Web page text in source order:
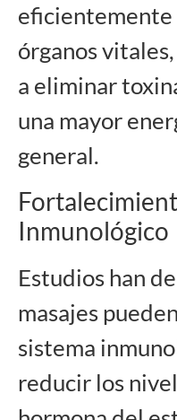
eficientemente
órganos
a eliminar
una mayor
general.
Inmunológico
Estudios han
masajes
sistema
reducir los